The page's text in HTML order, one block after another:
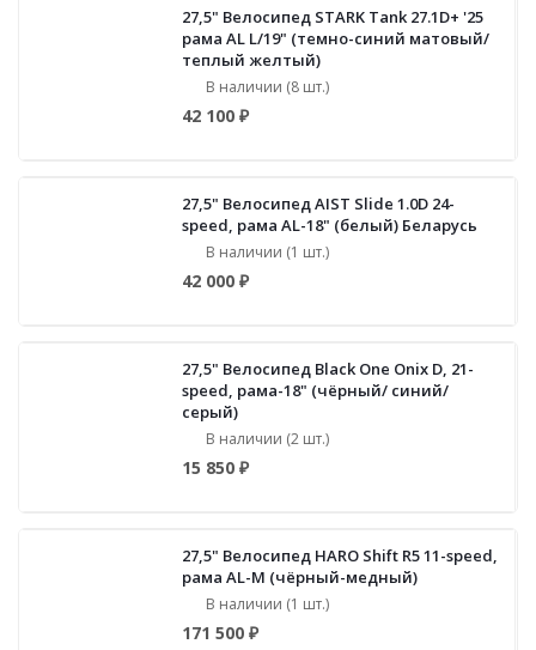
27,5" Велосипед STARK Tank 27.1D+ '25
рама AL L/19" (темно-синий матовый/
теплый желтый)
В наличии (8 шт.)
42 100 ₽
27,5" Велосипед AIST Slide 1.0D 24-
speed, рама AL-18" (белый) Беларусь
В наличии (1 шт.)
42 000 ₽
27,5" Велосипед Black One Onix D, 21-
speed, рама-18" (чёрный/ синий/
серый)
В наличии (2 шт.)
15 850 ₽
27,5" Велосипед HARO Shift R5 11-speed,
рама AL-M (чёрный-медный)
В наличии (1 шт.)
171 500 ₽